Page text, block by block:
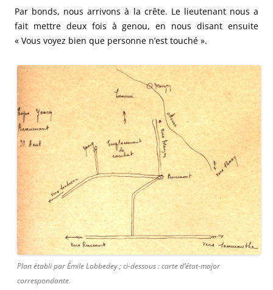
Par bonds, nous arrivons à la crête. Le lieutenant nous a
fait mettre deux fois à genou, en nous disant ensuite
« Vous voyez bien que personne n’est touché ».
Plan établi par Émile Lobbedey ; ci-dessous : carte d’état-major
correspondante.